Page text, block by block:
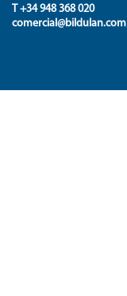
T +34 948 368 020
comercial@bildulan.com